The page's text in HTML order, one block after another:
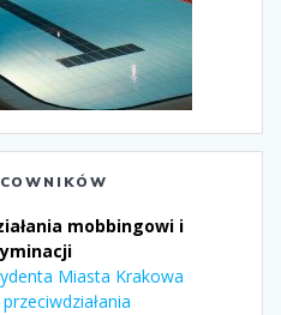
mobbingowi i
Miasta Krakowa